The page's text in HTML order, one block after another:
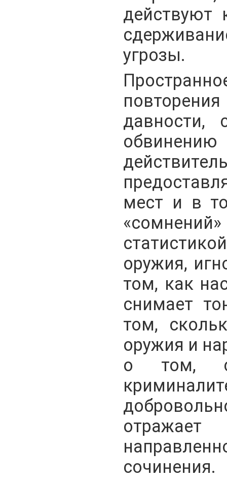
действуют
угрозы.
давности,
мест и в
оружия,
том, как
снимает
том,
оружия и
о том,
отражает
сочинения.